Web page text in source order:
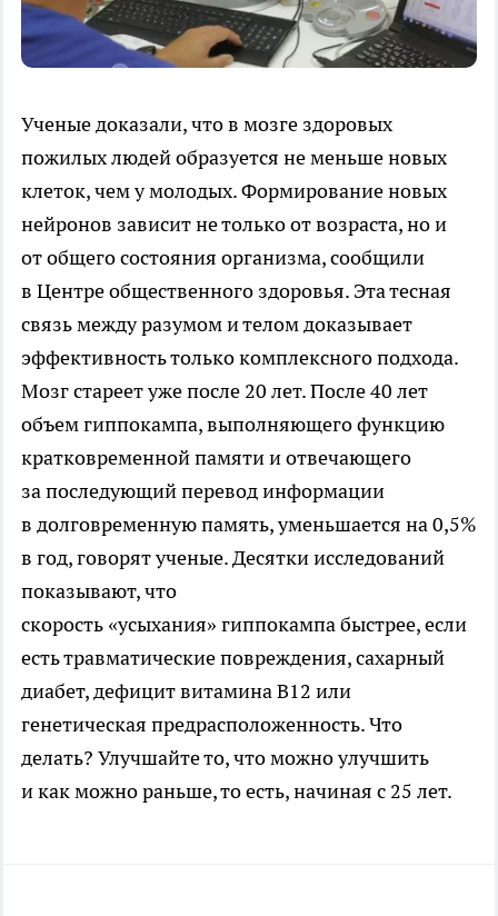
Ученые доказали, что в мозге здоровых
пожилых людей образуется не меньше новых
клеток, чем у молодых. Формирование новых
нейронов зависит не только от возраста, но и
от общего состояния организма, сообщили
в Центре общественного здоровья. Эта тесная
связь между разумом и телом доказывает
эффективность только комплексного подхода.
Мозг стареет уже после 20 лет. После 40 лет
объем гиппокампа, выполняющего функцию
кратковременной памяти и отвечающего
за последующий перевод информации
в долговременную память, уменьшается на 0,5%
в год, говорят ученые. Десятки исследований
показывают, что
скорость «усыхания» гиппокампа быстрее, если
есть травматические повреждения, сахарный
диабет, дефицит витамина В12 или
генетическая предрасположенность. Что
делать? Улучшайте то, что можно улучшить
и как можно раньше, то есть, начиная с 25 лет.